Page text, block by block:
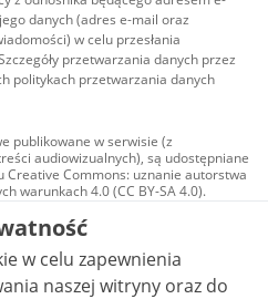
danych (adres e-mail oraz
w celu przesłania
przetwarzania danych przez
politykach przetwarzania danych
publikowane w serwisie (z
audiowizualnych), są udostępniane
Creative Commons: uznanie autorstwa
warunkach 4.0 (CC BY-SA 4.0).
w tym zdjęcia, materiały
udostępniane na licencji typu
uznanie autorstwa użycie
bez utworów zależnych 4.0 (CC BY-
nie jest to stwierdzone inaczej.
w celu zapewnienia
naszej witryny oraz do